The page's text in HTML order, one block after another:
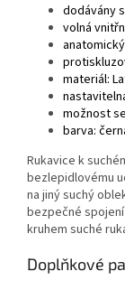
dodávány
volná
materiál:
možnost
barva:
Rukavice k
bezlepidlovému
na jiný suchý
bezpečné
kruhem suché
Doplňkové